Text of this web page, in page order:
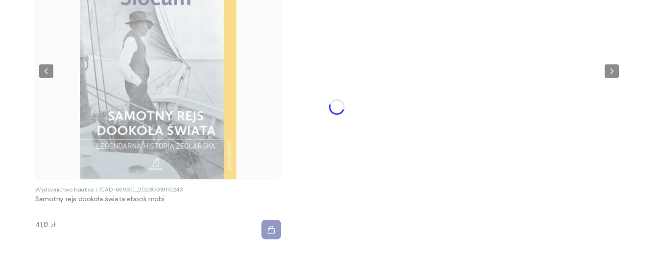
Wydawnictwo Nautica |7CAD-669BC_20230919115243
Samotny rejs dookoła świata ebook mobi
Cena
41,12 zł